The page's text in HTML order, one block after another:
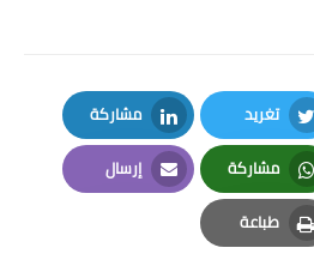
تغريد
Twitter
مشاركة
LinkedIn
مشاركة
Whatsapp
إرسال
Email
طباعة
Print